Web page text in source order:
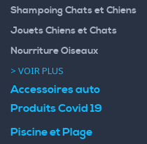
Shampoing Chats et Chiens
Jouets Chiens et Chats
Nourriture Oiseaux
> VOIR PLUS
Accessoires auto
Produits Covid 19
Piscine et Plage